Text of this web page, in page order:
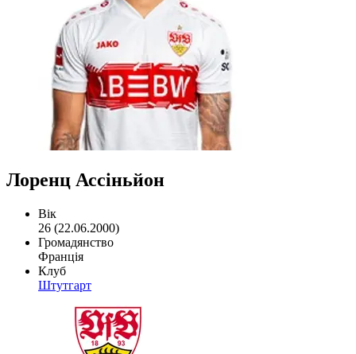
Лоренц Ассіньйон
Вік
26 (22.06.2000)
Громадянство
Франція
Клуб
Штутгарт